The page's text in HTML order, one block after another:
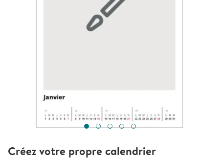
Créez votre propre calendrier